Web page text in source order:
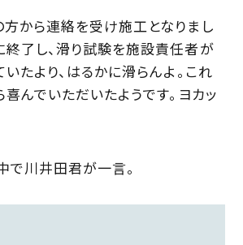
から連絡を受け施工となりまし
終了し、滑り試験を施設責任者が
いたより、はるかに滑らんよ。これ
喜んでいただいたようです。ヨカッ
で川井田君が一言。